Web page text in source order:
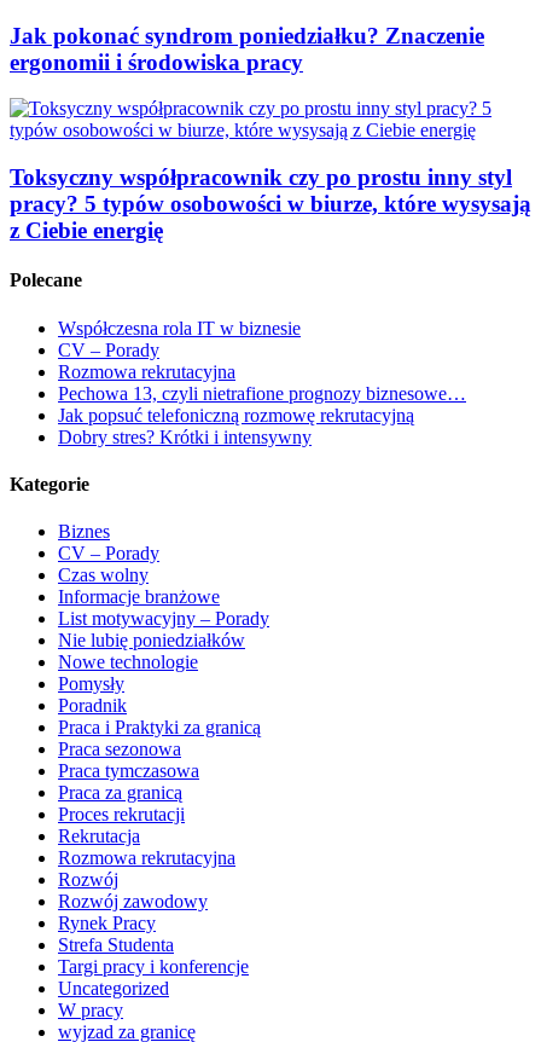
Jak pokonać syndrom poniedziałku? Znaczenie
ergonomii i środowiska pracy
Toksyczny współpracownik czy po prostu inny styl
pracy? 5 typów osobowości w biurze, które wysysają
z Ciebie energię
Polecane
Współczesna rola IT w biznesie
CV – Porady
Rozmowa rekrutacyjna
Pechowa 13, czyli nietrafione prognozy biznesowe…
Jak popsuć telefoniczną rozmowę rekrutacyjną
Dobry stres? Krótki i intensywny
Kategorie
Biznes
CV – Porady
Czas wolny
Informacje branżowe
List motywacyjny – Porady
Nie lubię poniedziałków
Nowe technologie
Pomysły
Poradnik
Praca i Praktyki za granicą
Praca sezonowa
Praca tymczasowa
Praca za granicą
Proces rekrutacji
Rekrutacja
Rozmowa rekrutacyjna
Rozwój
Rozwój zawodowy
Rynek Pracy
Strefa Studenta
Targi pracy i konferencje
Uncategorized
W pracy
wyjzad za granicę